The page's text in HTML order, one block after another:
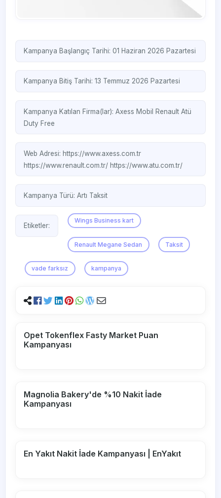
Kampanya Başlangıç Tarihi: 01 Haziran 2026 Pazartesi
Kampanya Bitiş Tarihi: 13 Temmuz 2026 Pazartesi
Kampanya Katılan Firma(lar):Axess Mobil RenaultAtü
Duty Free
Web Adresi: https://www.axess.com.tr
https://www.renault.com.tr/ https://www.atu.com.tr/
Kampanya Türü:Artı Taksit
Etiketler:
Wings Business kart
Renault Megane Sedan Taksit
vade farksız kampanya
Opet Tokenflex Fasty Market Puan
Kampanyası
Magnolia Bakery'de %10 Nakit İade
Kampanyası
En Yakıt Nakit İade Kampanyası | EnYakıt